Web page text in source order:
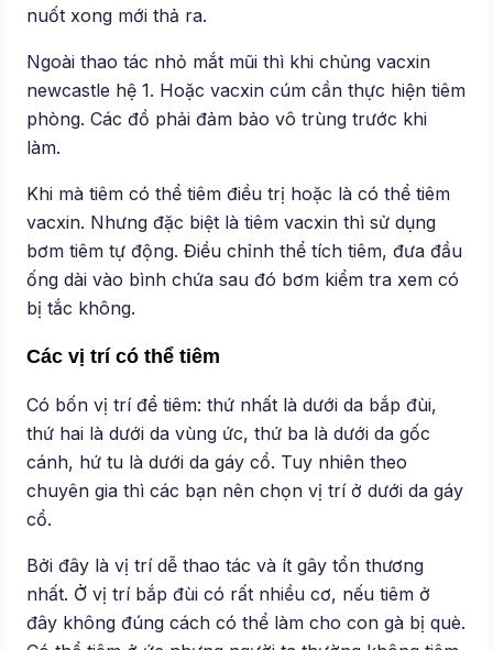
nuốt xong mới thả ra.
Ngoài thao tác nhỏ mắt mũi thì khi chủng vacxin
newcastle hệ 1. Hoặc vacxin cúm cần thực hiện tiêm
phòng. Các đồ phải đảm bảo vô trùng trước khi
làm.
Khi mà tiêm có thể tiêm điều trị hoặc là có thể tiêm
vacxin. Nhưng đặc biệt là tiêm vacxin thì sử dụng
bơm tiêm tự động. Điều chỉnh thể tích tiêm, đưa đầu
ống dài vào bình chứa sau đó bơm kiểm tra xem có
bị tắc không.
Các vị trí có thể tiêm
Có bốn vị trí để tiêm: thứ nhất là dưới da bắp đùi,
thứ hai là dưới da vùng ức, thứ ba là dưới da gốc
cánh, hứ tu là dưới da gáy cổ. Tuy nhiên theo
chuyên gia thì các bạn nên chọn vị trí ở dưới da gáy
cổ.
Bởi đây là vị trí dễ thao tác và ít gây tổn thương
nhất. Ở vị trí bắp đùi có rất nhiều cơ, nếu tiêm ở
đây không đúng cách có thể làm cho con gà bị què.